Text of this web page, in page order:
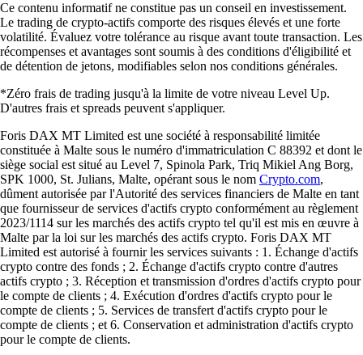
Ce contenu informatif ne constitue pas un conseil en investissement.
Le trading de crypto-actifs comporte des risques élevés et une forte
volatilité. Évaluez votre tolérance au risque avant toute transaction. Les
récompenses et avantages sont soumis à des conditions d'éligibilité et
de détention de jetons, modifiables selon nos conditions générales.
*Zéro frais de trading jusqu'à la limite de votre niveau Level Up.
D'autres frais et spreads peuvent s'appliquer.
Foris DAX MT Limited est une société à responsabilité limitée
constituée à Malte sous le numéro d'immatriculation C 88392 et dont le
siège social est situé au Level 7, Spinola Park, Triq Mikiel Ang Borg,
SPK 1000, St. Julians, Malte, opérant sous le nom Crypto.com,
dûment autorisée par l'Autorité des services financiers de Malte en tant
que fournisseur de services d'actifs crypto conformément au règlement
2023/1114 sur les marchés des actifs crypto tel qu'il est mis en œuvre à
Malte par la loi sur les marchés des actifs crypto. Foris DAX MT
Limited est autorisé à fournir les services suivants : 1. Échange d'actifs
crypto contre des fonds ; 2. Échange d'actifs crypto contre d'autres
actifs crypto ; 3. Réception et transmission d'ordres d'actifs crypto pour
le compte de clients ; 4. Exécution d'ordres d'actifs crypto pour le
compte de clients ; 5. Services de transfert d'actifs crypto pour le
compte de clients ; et 6. Conservation et administration d'actifs crypto
pour le compte de clients.